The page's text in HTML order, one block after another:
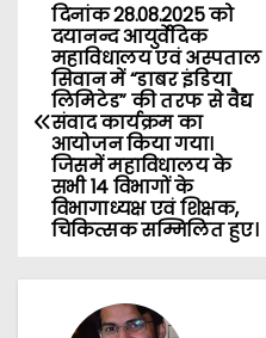
P
o
s
n
a
दिनांक 28.08.2025 को
दयानन्द आयुर्वेदिक
महाविधालय एवं अस्पताल
सिवान में “डाबर इंडिया
लिमिटेड” की तरफ से वैद्य
संवाद कार्यक्रम का
आयोजन किया गया।
जिसमें महाविधालय के
सभी 14 विभागों के
विभागाध्यक्ष एवं शिक्षक,
चिकित्सक सम्मिलित हुए।